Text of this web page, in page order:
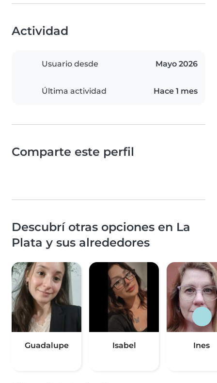
Actividad
Usuario desde Mayo 2026
Última actividad Hace 1 mes
Comparte este perfil
Descubrí otras opciones en La
Plata y sus alrededores
Guadalupe Isabel Ines